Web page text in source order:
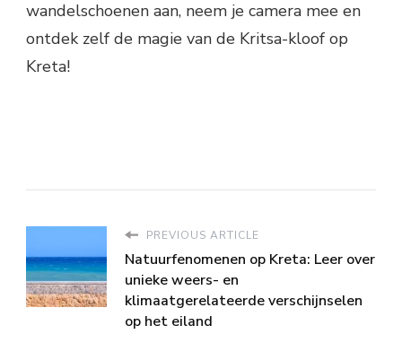
wandelschoenen aan, neem je camera mee en
ontdek zelf de magie van de Kritsa-kloof op
Kreta!
PREVIOUS ARTICLE
Natuurfenomenen op Kreta: Leer over
unieke weers- en
klimaatgerelateerde verschijnselen
op het eiland